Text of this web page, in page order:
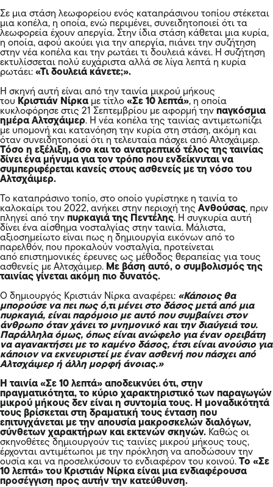
Σε μια στάση λεωφορείου ενός καταπράσινου τοπίου στέκεται
μια κοπέλα, η οποία, ενώ περιμένει, συνειδητοποιεί ότι τα
λεωφορεία έχουν απεργία. Στην ίδια στάση κάθεται μια κυρία,
η οποία, αφού ακούει για την απεργία, πιάνει την συζήτηση
στην νέα κοπέλα και την ρωτάει τι δουλειά κάνει. Η συζήτηση
εκτυλίσσεται πολύ ευχάριστα αλλά σε λίγα λεπτά η κυρία
ρωτάει: «Τι δουλειά κάνετε;».
Η σκηνή αυτή είναι από την ταινία μικρού μήκους
του Κριστιάν Νίρκα με τίτλο «Σε 10 λεπτά», η οποία
κυκλοφόρησε στις 21 Σεπτεμβρίου με αφορμή την παγκόσμια
ημέρα Αλτσχάιμερ. Η νέα κοπέλα της ταινίας αντιμετωπίζει
με υπομονή και κατανόηση την κυρία στη στάση, ακόμη και
όταν συνειδητοποιεί ότι η τελευταία πάσχει από Αλτσχάιμερ.
Τόσο η εξέλιξη, όσο και το ανατρεπτικό τέλος της ταινίας
δίνει ένα μήνυμα για τον τρόπο που ενδείκνυται να
συμπεριφέρεται κανείς στους ασθενείς με τη νόσο του
Αλτσχάιμερ.
Το καταπράσινο τοπίο, στο οποίο γυρίστηκε η ταινία το
καλοκαίρι του 2022, ανήκει στην περιοχή της Ανθούσας, πριν
πληγεί από την πυρκαγιά της Πεντέλης. Η συγκυρία αυτή
δίνει ένα αίσθημα νοσταλγίας στην ταινία. Μάλιστα,
αξιοσημείωτο είναι πως η δημιουργία εικόνων από το
παρελθόν, που προκαλούν νοσταλγία, προτείνεται
από επιστημονικές έρευνες ως μέθοδος θεραπείας για τους
ασθενείς με Αλτσχάιμερ. Με βάση αυτό, ο συμβολισμός της
ταινίας γίνεται ακόμη πιο δυνατός.
Ο δημιουργός Κριστιάν Νίρκα αναφέρει: «Κάποιος θα
μπορούσε να πει πως ό,τι μένει στο δάσος μετά από μια
πυρκαγιά, είναι παρόμοιο με αυτό που συμβαίνει στον
άνθρωπο όταν χάνει το μνημονικό και την διαύγειά του.
Παράλληλα όμως, όπως είναι ανώφελο για έναν ορειβάτη
να αγανακτήσει με το καμένο δάσος, έτσι είναι ανούσιο για
κάποιον να εκνευριστεί με έναν ασθενή που πάσχει από
Αλτσχάιμερ ή άλλη μορφή άνοιας.»
Η ταινία «Σε 10 λεπτά» αποδεικνύει ότι, στην
πραγματικότητα, το κύριο χαρακτηριστικό των παραγωγών
μικρού μήκους δεν είναι η συντομία τους. Η μοναδικότητά
τους βρίσκεται στη δραματική τους ένταση που
επιτυγχάνεται με την απουσία μακροσκελών διαλόγων,
σύνθετων χαρακτήρων και εκτενών σκηνών. Καθώς οι
σκηνοθέτες δημιουργούν τις ταινίες μικρού μήκους τους,
έρχονται αντιμέτωποι με την πρόκληση να αποδώσουν την
ουσία και να προσελκύσουν το ενδιαφέρον του κοινού. Το «Σε
10 λεπτά» του Κριστιάν Νίρκα είναι μια ενδιαφέρουσα
προσέγγιση προς αυτήν την κατεύθυνση.